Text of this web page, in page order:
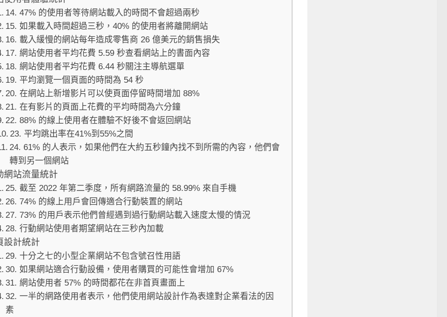
14. 47% 的使用者等待網站載入的時間不會超過兩秒
15. 如果載入時間超過三秒，40% 的使用者將離開網站
16. 載入緩慢的網站每年造成零售商 26 億美元的銷售損失
17. 網站使用者平均花費 5.59 秒查看網站上的書面內容
18. 網站使用者平均花費 6.44 秒關注主導航選單
19. 平均瀏覽一個頁面的時間為 54 秒
20. 在網站上新增影片可以使頁面停留時間增加 88%
21. 在有影片的頁面上花費的平均時間為六分鐘
22. 88% 的線上使用者在體驗不好後不會返回網站
23. 平均跳出率在41%到55%之間
24. 61% 的人表示，如果他們在大約五秒鐘內找不到所需的內容，他們會
轉到另一個網站
網站流量統計
25. 截至 2022 年第二季度，所有網路流量的 58.99% 來自手機
26. 74% 的線上用戶會回傳適合行動裝置的網站
27. 73% 的用戶表示他們曾經遇到過行動網站載入速度太慢的情況
28. 行動網站使用者期望網站在三秒內加載
設計統計
29. 十分之七的小型企業網站不包含號召性用語
30. 如果網站適合行動設備，使用者購買的可能性會增加 67%
31. 網站使用者 57% 的時間都花在非首頁畫面上
32. 一半的網路使用者表示，他們使用網站設計作為表達對企業看法的因
素